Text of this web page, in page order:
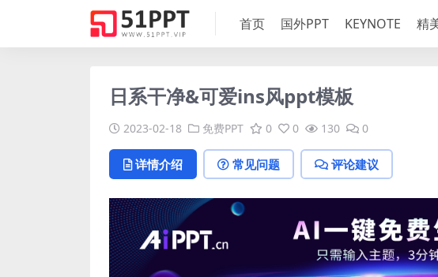
首页 国外PPT KEYNOTE 精
日系干净&可爱ins风ppt模板
2023-02-18 免费PPT 0 0 130 0
详情介绍 常见问题 评论建议